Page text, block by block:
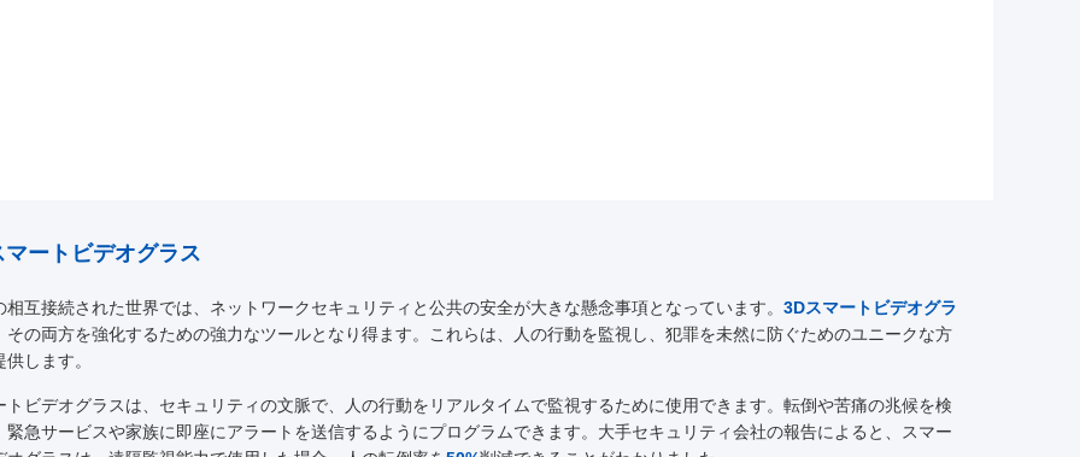
マートビデオグラス
相互接続された世界では、ネットワークセキュリティと公共の安全が大きな懸念事項となっています。 3Dスマートビデオグラ
その両方を強化するための強力なツールとなり得ます。これらは、人の行動を監視し、犯罪を未然に防ぐためのユニークな方
します。
トビデオグラスは、セキュリティの文脈で、人の行動をリアルタイムで監視するために使用できます。転倒や苦痛の兆候を検
緊急サービスや家族に即座にアラートを送信するようにプログラムできます。大手セキュリティ会社の報告によると、スマー